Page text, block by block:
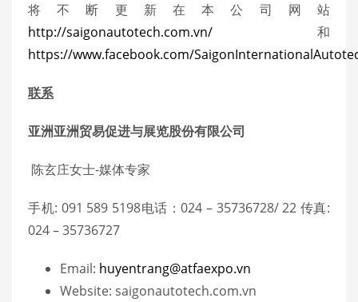
将不断更新在本公司网站
http://saigonautotech.com.vn/ 和
https://www.facebook.com/
联系
亚洲亚洲贸易促进与展览股份有限公司
陈玄庄女士-媒体专家
手机: 091 589 5198电话：024 – 35736728/ 22 传真:
024 – 35736727
Email: huyentrang@atfaexpo.vn
Website: saigonautotech.com.vn